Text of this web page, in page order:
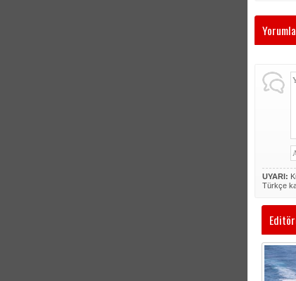
UYARI:
Türkçe